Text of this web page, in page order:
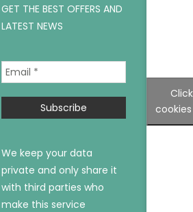
GET THE BEST OFFERS AND
LATEST NEWS
We keep your data
private and only share it
with third parties who
make this service